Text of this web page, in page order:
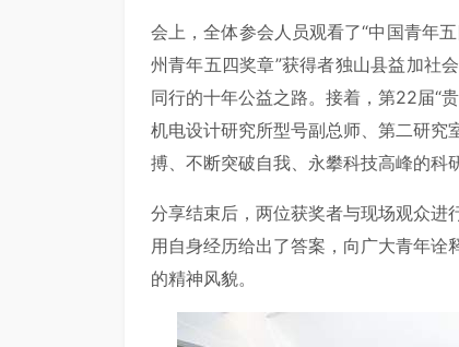
会上，全体参会人员观看了“中国青年
州青年五四奖章”获得者独山县益加社
同行的十年公益之路。接着，第22届“
机电设计研究所型号副总师、第二研究
搏、不断突破自我、永攀科技高峰的科
分享结束后，两位获奖者与现场观众进
用自身经历给出了答案，向广大青年诠
的精神风貌。